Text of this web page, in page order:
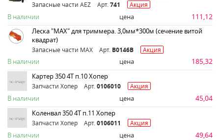
Запасные части AEZ Арт. 741 Акция
В наличии цена 111,12
Леска "MAX" для триммера. 3,0мм*300м (сечение витой
квадрат)
Запасные части MAX Арт. B0146B Акция
В наличии цена 185,32
Картер 350 4Т п.10 Хопер
Запчасти Хопер Арт. 0106010 Акция
В наличии цена 45,04
Коленвал 350 4Т п.11 Хопер
Запчасти Хопер Арт. 0106011 Акция
В наличии цена 49,64